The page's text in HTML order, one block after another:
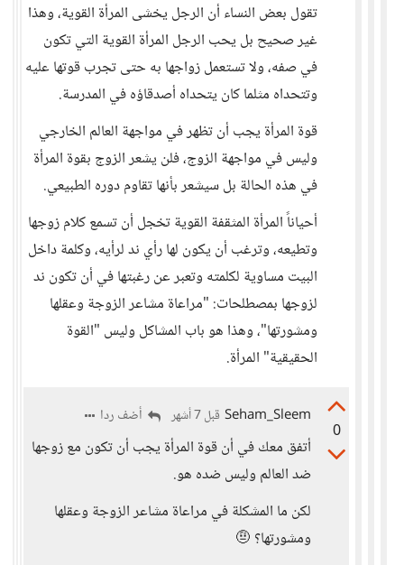
تقول بعض النساء أن الرجل يخشى المرأة القوية، وهذا
غير صحيح بل يحب الرجل المرأة القوية التي تكون
في صفه، ولا تستعمل زواجها به حتى تجرب قوتها عليه
وتتحداه مثلما كان يتحداه أصدقاؤه في المدرسة.
قوة المرأة يجب أن تظهر في مواجهة العالم الخارجي
وليس في مواجهة الزوج، فلن يشعر الزوج بقوة المرأة
في هذه الحالة بل سيشعر بأنها تقاوم دوره الطبيعي.
أحياناً المرأة المثقفة القوية تخجل أن تسمع كلام زوجها
وتطيعه، وترغب أن يكون لها رأي ند لرأيه، وكلمة داخل
البيت مساوية لكلمته وتعبر عن رغبتها في أن تكون ند
لزوجها بمصطلحات: "مراعاة مشاعر الزوجة وعقلها
ومشورتها"، وهذا هو باب المشاكل وليس "القوة
الحقيقية" المرأة.
0
Seham_Sleem قبل 7 أشهر أضف ردا
أتفق معك في أن قوة المرأة يجب أن تكون مع زوجها
ضد العالم وليس ضده هو.
لكن ما المشكلة في مراعاة مشاعر الزوجة وعقلها
ومشورتها؟ 🤨